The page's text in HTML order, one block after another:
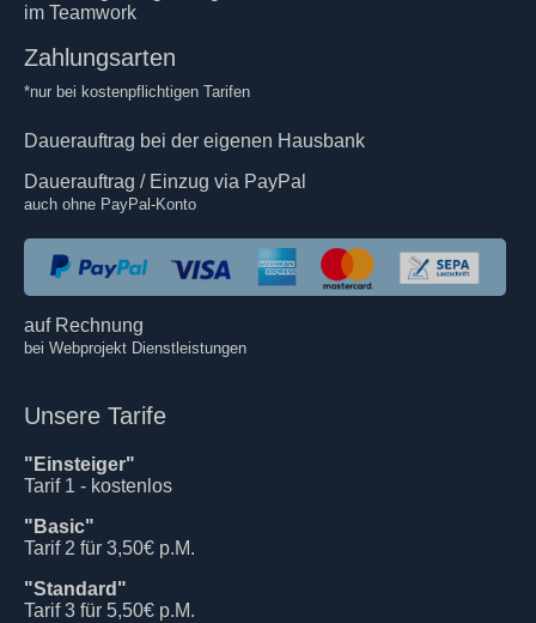
im Teamwork
Zahlungsarten
*nur bei kostenpflichtigen Tarifen
Dauerauftrag bei der eigenen Hausbank
Dauerauftrag / Einzug via PayPal
auch ohne PayPal-Konto
auf Rechnung
bei Webprojekt Dienstleistungen
Unsere Tarife
"Einsteiger"
Tarif 1 - kostenlos
"Basic"
Tarif 2 für 3,50€ p.M.
"Standard"
Tarif 3 für 5,50€ p.M.